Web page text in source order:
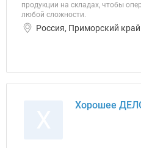
продукции на складах, чтобы
любой сложности.
Россия, Приморский
Хорошее